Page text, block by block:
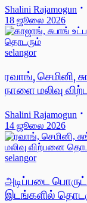
Shalini Rajamogun
18 ஜூலை 2026
selangor
ரவாங், செமினி,
நாளை மலிவு
Shalini Rajamogun
14 ஜூலை 2026
selangor
அடிப்படை
இடங்களில்